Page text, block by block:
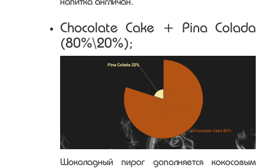
Chocolate Cake + Pina Colada
(80%\20%);
Шоколадный пирог дополняется кокосовым